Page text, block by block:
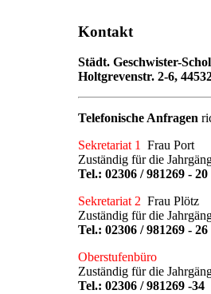
Kontakt
Städt. Geschwister-
Holtgrevenstr. 2-6,
Telefonische Anfragen
Sekretariat 1 Frau Port
Zuständig für die
Tel.: 02306 / 981269 - 20
Sekretariat 2 Frau Plötz
Zuständig für die
Tel.: 02306 / 981269 - 26
Oberstufenbüro
Zuständig für die
Tel.: 02306 / 981269 -34